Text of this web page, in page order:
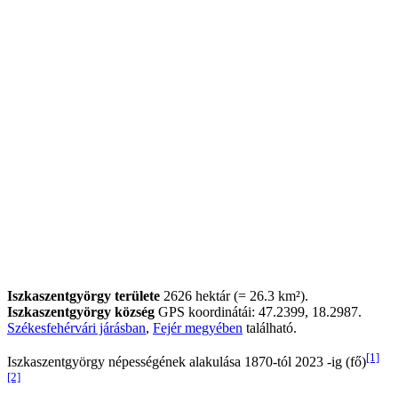
Iszkaszentgyörgy területe 2626 hektár (= 26.3 km²).
Iszkaszentgyörgy község GPS koordinátái: 47.2399, 18.2987.
Székesfehérvári járásban, Fejér megyében található.
Iszkaszentgyörgy népességének alakulása 1870-tól 2023 -ig (fő)[1]
[2]